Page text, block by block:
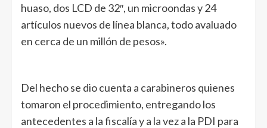
huaso, dos LCD de 32″, un microondas y 24
artículos nuevos de línea blanca, todo avaluado
en cerca de un millón de pesos».
Del hecho se dio cuenta a carabineros quienes
tomaron el procedimiento, entregando los
antecedentes a la fiscalía y a la vez a la PDI para